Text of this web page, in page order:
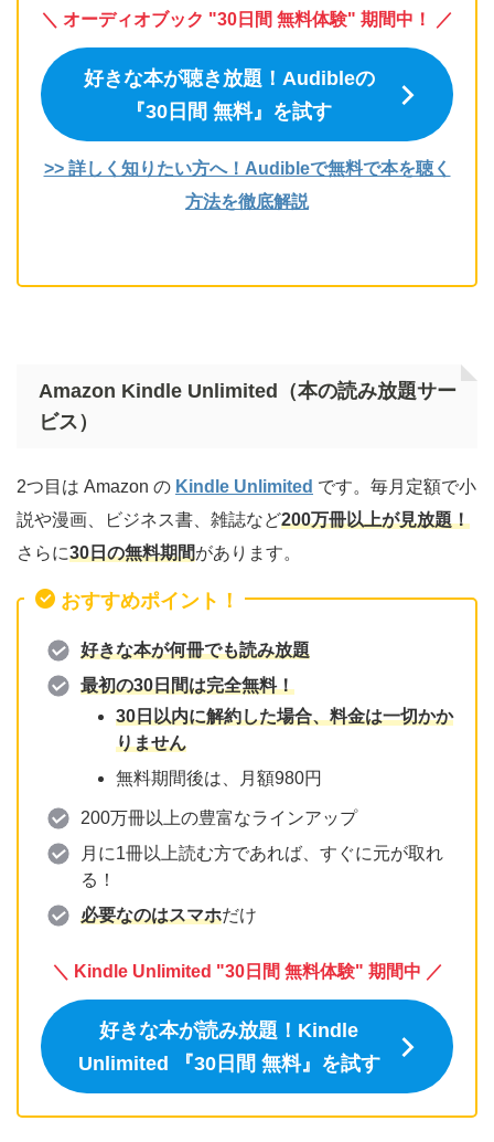
＼ オーディオブック "30日間 無料体験" 期間中！ ／
好きな本が聴き放題！Audibleの
『30日間 無料』を試す
>> 詳しく知りたい方へ！Audibleで無料で本を聴く
方法を徹底解説
Amazon Kindle Unlimited（本の読み放題サー
ビス）
2つ目は Amazon の Kindle Unlimited です。毎月定額で小
説や漫画、ビジネス書、雑誌など200万冊以上が見放題！
さらに30日の無料期間があります。
おすすめポイント！
好きな本が何冊でも読み放題
最初の30日間は完全無料！
30日以内に解約した場合、料金は一切かか
りません
無料期間後は、月額980円
200万冊以上の豊富なラインアップ
月に1冊以上読む方であれば、すぐに元が取れ
る！
必要なのはスマホだけ
＼ Kindle Unlimited "30日間 無料体験" 期間中 ／
好きな本が読み放題！Kindle
Unlimited 『30日間 無料』を試す